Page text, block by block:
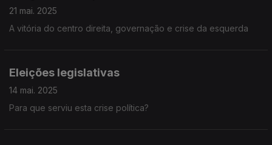
21 mai. 2025
A vitória do centro direita, governação e crise da esquerda
Eleições legislativas
14 mai. 2025
Para que serviu esta crise política?